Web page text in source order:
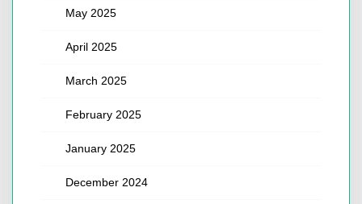
May 2025
April 2025
March 2025
February 2025
January 2025
December 2024